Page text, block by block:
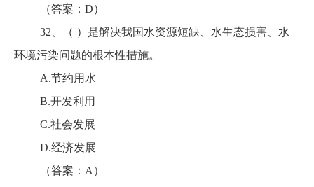
（答案：D）
32、（ ）是解决我国水资源短缺、水生态损害、水
环境污染问题的根本性措施。
A.节约用水
B.开发利用
C.社会发展
D.经济发展
（答案：A）